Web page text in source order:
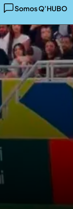
Somos Q’HUBO